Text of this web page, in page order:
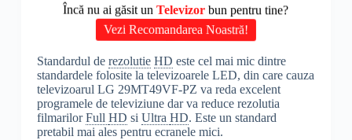
Încă nu ai găsit unTelevizorbun pentru tine?
Vezi Recomandarea Noastră!
Standardul de rezolutie HD este cel mai mic dintre
standardele folosite la televizoarele LED, din care cauza
televizoarul LG 29MT49VF-PZ va reda excelent
programele de televiziune dar va reduce rezolutia
filmarilorFull HD si Ultra HD. Este un standard
pretabil mai ales pentru ecranele mici.